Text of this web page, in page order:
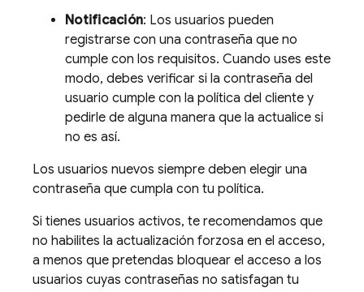
Notificación: Los usuarios pueden
registrarse con una contraseña que no
cumple con los requisitos. Cuando uses este
modo, debes verificar si la contraseña del
usuario cumple con la política del cliente y
pedirle de alguna manera que la actualice si
no es así.
Los usuarios nuevos siempre deben elegir una
contraseña que cumpla con tu política.
Si tienes usuarios activos, te recomendamos que
no habilites la actualización forzosa en el acceso,
a menos que pretendas bloquear el acceso a los
usuarios cuyas contraseñas no satisfagan tu